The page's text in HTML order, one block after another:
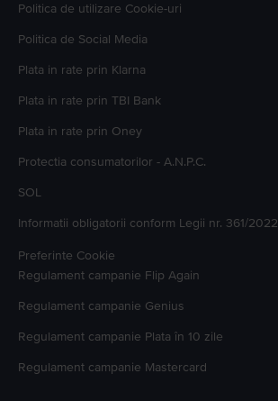
Politica de utilizare Cookie-uri
Politica de Social Media
Plata in rate prin Klarna
Plata in rate prin TBI Bank
Plata in rate prin Oney
Protectia consumatorilor - A.N.P.C.
SOL
Informatii obligatorii conform Legii nr. 361/2022
Preferinte Cookie
Regulament campanie Flip Again
Regulament campanie Genius
Regulament campanie Plata în 10 zile
Regulament campanie Mastercard